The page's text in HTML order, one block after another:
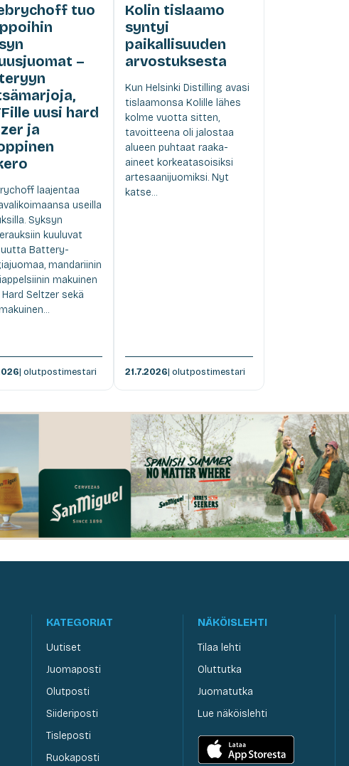
tuo
–
uusi hard
ja
laajentaa
useilla
Syksyn
kuuluvat
uutta Battery-
mandariinin
makuinen
Hard Seltzer sekä
| olutpostimestari
Kolin tislaamo
syntyi
paikallisuuden
arvostuksesta
Kun Helsinki Distilling avasi
tislaamonsa Kolille lähes
kolme vuotta sitten,
tavoitteena oli jalostaa
alueen puhtaat raaka-
aineet korkeatasoisiksi
artesaanijuomiksi. Nyt
katse...
21.7.2026| olutpostimestari
KATEGORIAT
Uutiset
Juomaposti
Olutposti
Siideriposti
Tisleposti
Ruokaposti
NÄKÖISLEHTI
Tilaa lehti
Oluttutka
Juomatutka
Lue näköislehti